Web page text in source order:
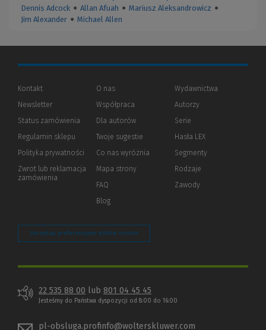
Dennis Adcock ● Allan Afuah ● Mariusz Aleksandrowicz ●
Jim Alexander ● Michael Allen
Kontakt
Newsletter
Status zamówienia
Regulamin sklepu
Polityka prywatności (Nowe
(Link
innej
Zwrot lub reklamacja
zamówienia
O nas
Współpraca
Dla autorów(Nowe
(Link
innej
strony)
Twoje sugestie
Co nas wyróżnia
Mapa strony
FAQ
Blog
Wydawnictwa
Autorzy
Serie
Hasła LEX
Segmenty
Rodzaje
Zawody
Zarządzaj preferencjami plików cookie
22 535 88 00 lub 801 04 45 45
Jesteśmy do Państwa dyspozycji od 8:00 do 16:00
pl-obsluga.profinfo@wolterskluwer.com